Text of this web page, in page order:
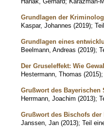
Grundlagen der
Kaspar, Johannes (2019);
Grundlagen eines
Beelmann, Andreas (2019);
Der Gruseleffekt: Wie
Hestermann, Thomas (2015)
Grußwort des Bayerischen
Herrmann, Joachim (2013);
Grußwort des Bischofs
Janssen, Jan (2013); Teil